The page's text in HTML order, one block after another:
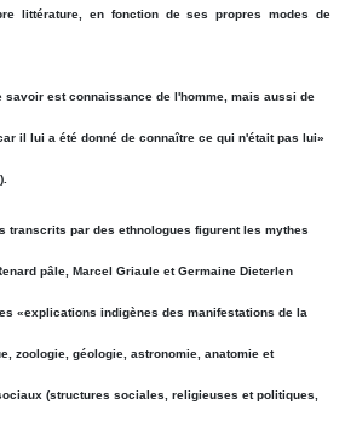
littérature, en fonction de ses propres modes de
savoir est connaissance de l'homme, mais aussi de
il lui a été donné de connaître ce qui n'était pas lui»
transcrits par des ethnologues figurent les mythes
pâle, Marcel Griaule et Germaine Dieterlen
«explications indigènes des manifestations de la
zoologie, géologie, astronomie, anatomie et
(structures sociales, religieuses et politiques,